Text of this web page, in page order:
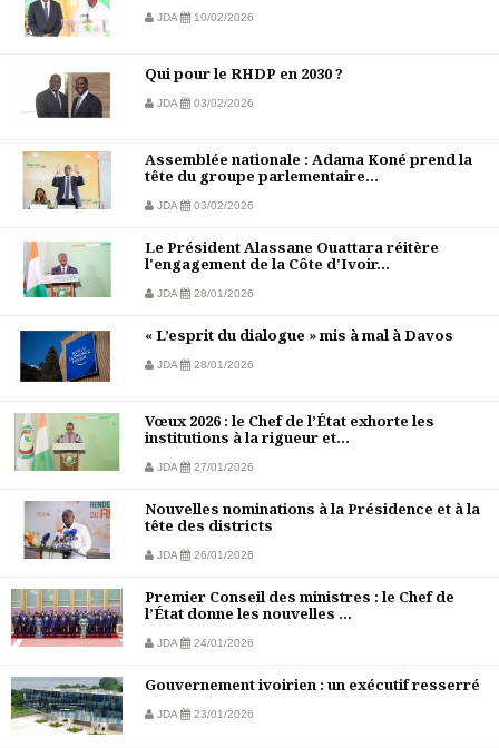
JDA 10/02/2026
Qui pour le RHDP en 2030 ?
JDA 03/02/2026
Assemblée nationale : Adama Koné prend la
tête du groupe parlementaire...
JDA 03/02/2026
Le Président Alassane Ouattara réitère
l'engagement de la Côte d'Ivoir...
JDA 28/01/2026
« L’esprit du dialogue » mis à mal à Davos
JDA 28/01/2026
Vœux 2026 : le Chef de l’État exhorte les
institutions à la rigueur et...
JDA 27/01/2026
Nouvelles nominations à la Présidence et à la
tête des districts
JDA 26/01/2026
Premier Conseil des ministres : le Chef de
l’État donne les nouvelles ...
JDA 24/01/2026
Gouvernement ivoirien : un exécutif resserré
JDA 23/01/2026